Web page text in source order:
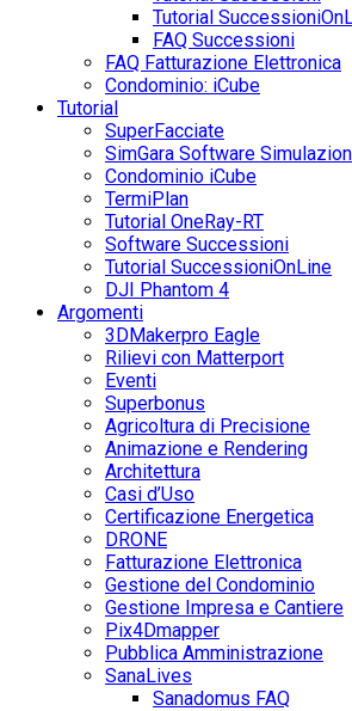
Tutorial
FAQ Successioni
FAQ Fatturazione Elettronica
Condominio: iCube
Tutorial
SuperFacciate
SimGara Software
Condominio iCube
TermiPlan
Tutorial OneRay-RT
Software Successioni
Tutorial SuccessioniOnLine
DJI Phantom 4
Argomenti
3DMakerpro Eagle
Rilievi con Matterport
Eventi
Superbonus
Agricoltura di Precisione
Animazione e Rendering
Architettura
Casi d’Uso
Certificazione Energetica
DRONE
Fatturazione Elettronica
Gestione del Condominio
Gestione Impresa e Cantiere
Pix4Dmapper
Pubblica Amministrazione
SanaLives
Sanadomus FAQ